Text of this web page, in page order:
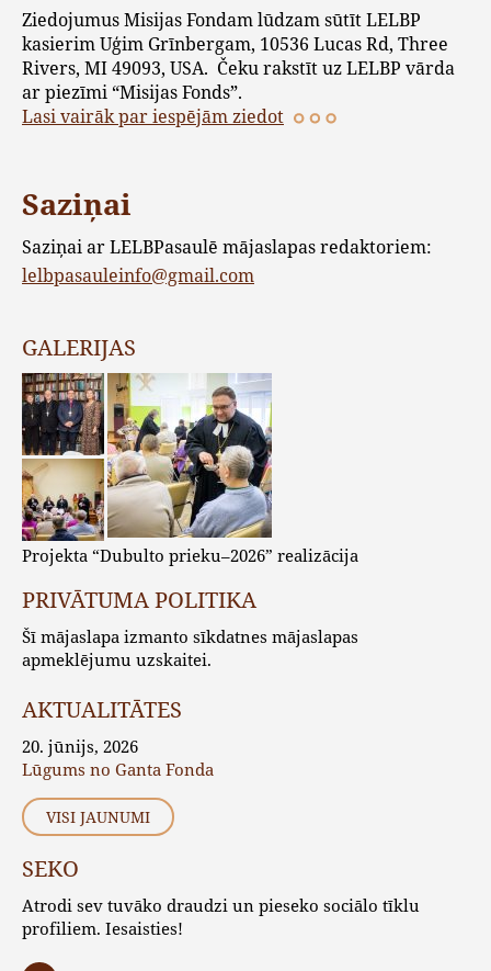
Ziedojumus Misijas Fondam lūdzam sūtīt LELBP
kasierim Uģim Grīnbergam, 10536 Lucas Rd, Three
Rivers, MI 49093, USA. Čeku rakstīt uz LELBP vārda
ar piezīmi “Misijas Fonds”.
Lasi vairāk par iespējām ziedot
Saziņai
Saziņai ar LELBPasaulē mājaslapas redaktoriem:
lelbpasauleinfo@gmail.com
GALERIJAS
Projekta “Dubulto prieku–2026” realizācija
PRIVĀTUMA POLITIKA
Šī mājaslapa izmanto sīkdatnes mājaslapas
apmeklējumu uzskaitei.
AKTUALITĀTES
20. jūnijs, 2026
Lūgums no Ganta Fonda
VISI JAUNUMI
SEKO
Atrodi sev tuvāko draudzi un pieseko sociālo tīklu
profiliem. Iesaisties!